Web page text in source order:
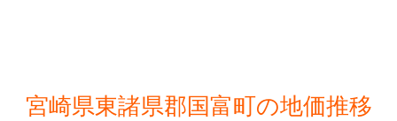
宮崎県東諸県郡国富町の地価推移